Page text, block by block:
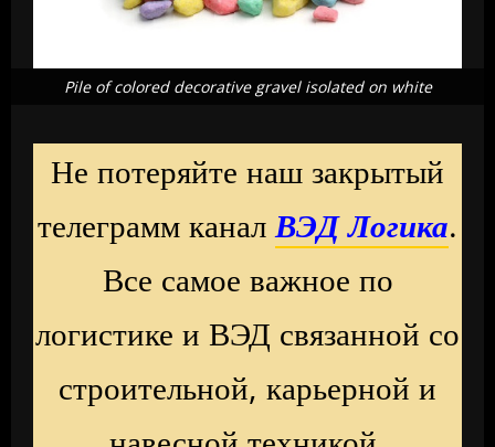
Pile of colored decorative gravel isolated on white
Не потеряйте наш закрытый
телеграмм канал ВЭД Логика.
Все самое важное по
логистике и ВЭД связанной со
строительной, карьерной и